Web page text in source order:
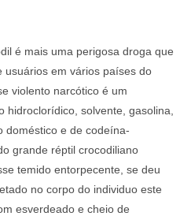
é mais uma perigosa droga que
usuários em vários países do
violento narcótico é um
hidroclorídico, solvente, gasolina,
doméstico e de codeína-
grande réptil crocodiliano
temido entorpecente, se deu
no corpo do individuo este
esverdeado e cheio de